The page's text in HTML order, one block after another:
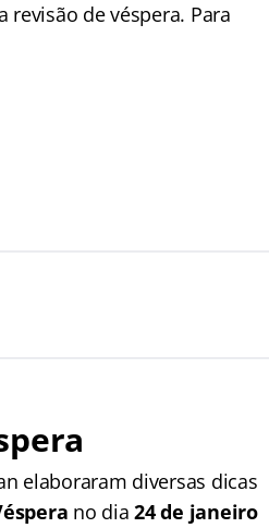
de véspera. Para
elaboraram diversas dicas
no dia24 de janeiro